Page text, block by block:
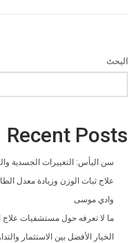
البحث
Recent Posts
سن اليأس: التغييرات الجسدية
علاج ثبات الوزن وزيادة معدل
وادي موسى
ما لا تعرفه حول مستشفيات علاج
الخيار الأفضل بين الاستثمار